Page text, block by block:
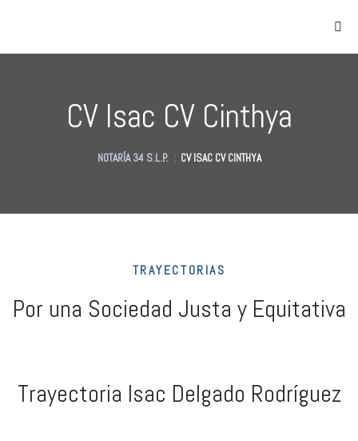
CV Isac CV Cinthya
NOTARÍA 34 S.L.P. : CV ISAC CV CINTHYA
Por una Sociedad Justa y Equitativa
TRAYECTORIAS
Trayectoria Isac Delgado Rodríguez